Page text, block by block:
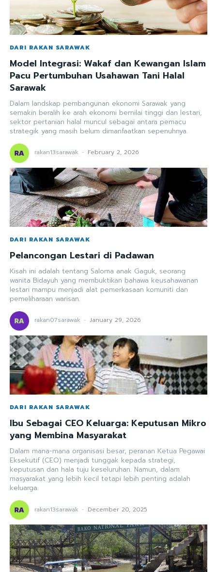
DARI RAKAN SARAWAK
Model Integrasi: Wakaf dan Kewangan Islam
Pacu Pertumbuhan Usahawan Tani Halal
Sarawak
Dalam landskap pembangunan ekonomi Sarawak yang
semakin beralih ke arah ekonomi bernilai tinggi dan lestari,
sektor pertanian halal muncul sebagai antara pemacu
strategik yang masih belum dimanfaatkan sepenuhnya.
rakan13sarawak - February 2, 2026
DARI RAKAN SARAWAK
Pelancongan Lestari di Padawan
Kisah ini adalah tentang Saloma anak Gaguk, seorang
wanita Bidayuh yang membuktikan bahawa keusahawanan
lestari mampu menjadi alat pemerkasaan komuniti dan
pemeliharaan warisan.
rakan07sarawak - January 29, 2026
DARI RAKAN SARAWAK
Ibu Sebagai CEO Keluarga: Keputusan Mikro
yang Membina Masyarakat
Dalam mana-mana organisasi besar, peranan Ketua Pegawai
Eksekutif (CEO) menjadi tunggak kepada strategi,
keputusan dan hala tuju keseluruhan. Namun, dalam
masyarakat yang lebih kecil tetapi lebih penting adalah
keluarga.
rakan13sarawak - December 20, 2025